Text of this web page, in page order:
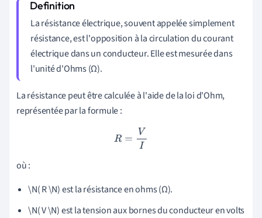
La résistance électrique, souvent appelée simplement
résistance, est l'opposition à la circulation du courant
électrique dans un conducteur. Elle est mesurée dans
l'unité d'Ohms (Ω).
La résistance peut être calculée à l'aide de la loi d'Ohm,
représentée par la formule :
R= VI
où :
\N( R \N) est la résistance en ohms (Ω).
\N( V \N) est la tension aux bornes du conducteur en volts